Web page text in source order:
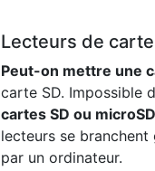
Lecteurs de
Peut-on mettre une
carte SD. Impossible
cartes SD ou microSD
lecteurs se
par un ordinateur.